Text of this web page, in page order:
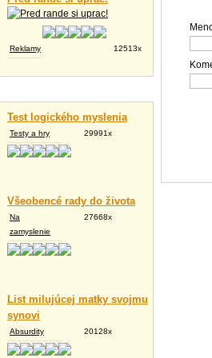
Reklamy 12513x
Test logického myslenia
Testy a hry 29991x
Všeobencé rady do života
Na
zamyslenie
27668x
List milujúcej matky svojmu
synovi
Absurdity 20128x